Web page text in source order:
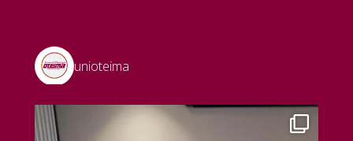
unioteima